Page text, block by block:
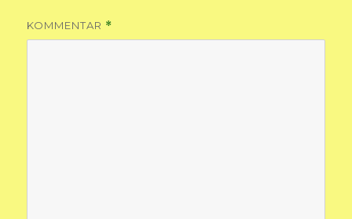
KOMMENTAR *